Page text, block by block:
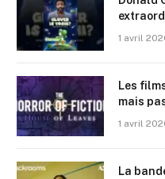
1 avril
Les
mais
1 avril
La